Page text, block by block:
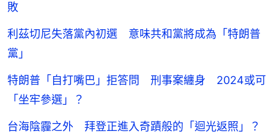
敗
利茲切尼失落黨內初選 意味共和黨將成為「特朗普
黨」
特朗普「自打嘴巴」拒答問 刑事案纏身 2024或可
「坐牢參選」？
台海陰霾之外 拜登正進入奇蹟般的「迴光返照」？